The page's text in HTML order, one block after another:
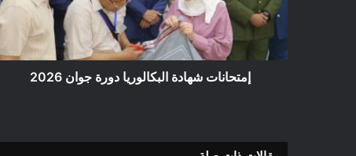
2026
إمتحانات شهادة البكالوريا دورة جوان 2026